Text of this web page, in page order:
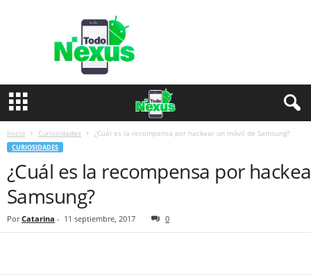
e
Inicio Curiosidades ¿Cuál es la recompensa por hackear un móvil de Samsung?
CURIOSIDADES
¿Cuál es la recompensa por
Samsung?
Por Catarina - 11 septiembre, 2017 0